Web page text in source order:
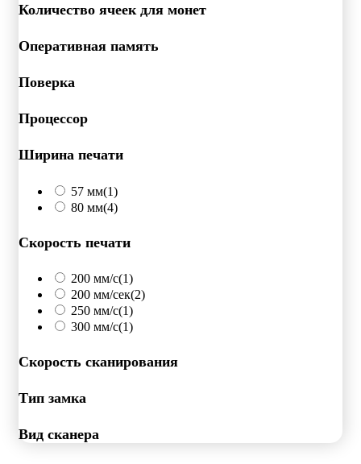
Количество ячеек для монет
Оперативная память
Поверка
Процессор
Ширина печати
57 мм(1)
80 мм(4)
Скорость печати
200 мм/с(1)
200 мм/сек(2)
250 мм/c(1)
300 мм/с(1)
Скорость сканирования
Тип замка
Вид сканера